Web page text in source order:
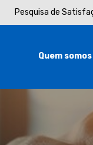
Pesquisa de
Quem somos